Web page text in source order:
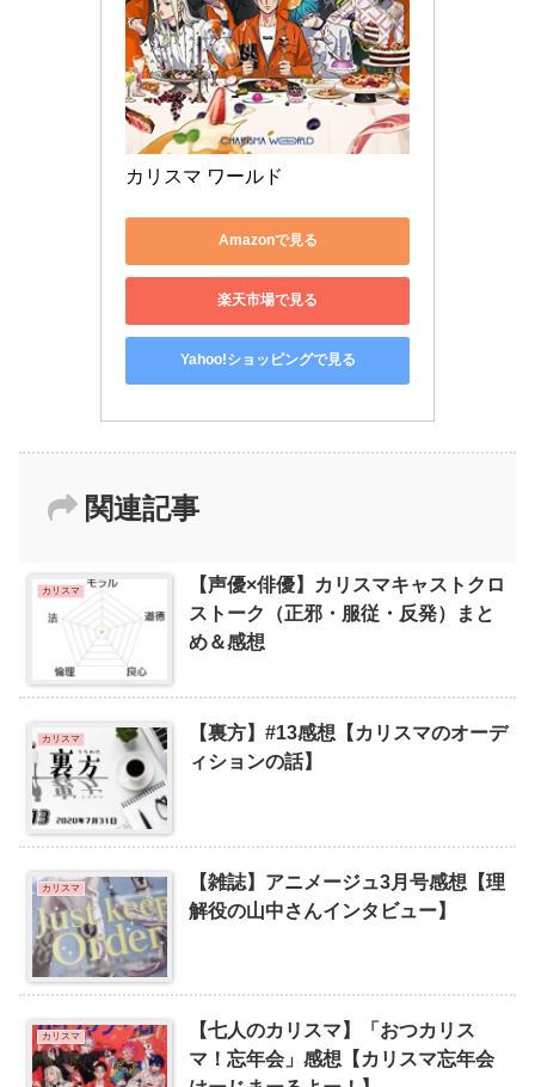
カリスマ ワールド
Amazonで見る
楽天市場で見る
Yahoo!ショッピングで見る
関連記事
カリスマ
【声優×俳優】カリスマキャストクロ
ストーク（正邪・服従・反発）まと
め＆感想
カリスマ
【裏方】#13感想【カリスマのオーデ
ィションの話】
カリスマ
【雑誌】アニメージュ3月号感想【理
解役の山中さんインタビュー】
カリスマ
【七人のカリスマ】「おつカリス
マ！忘年会」感想【カリスマ忘年会